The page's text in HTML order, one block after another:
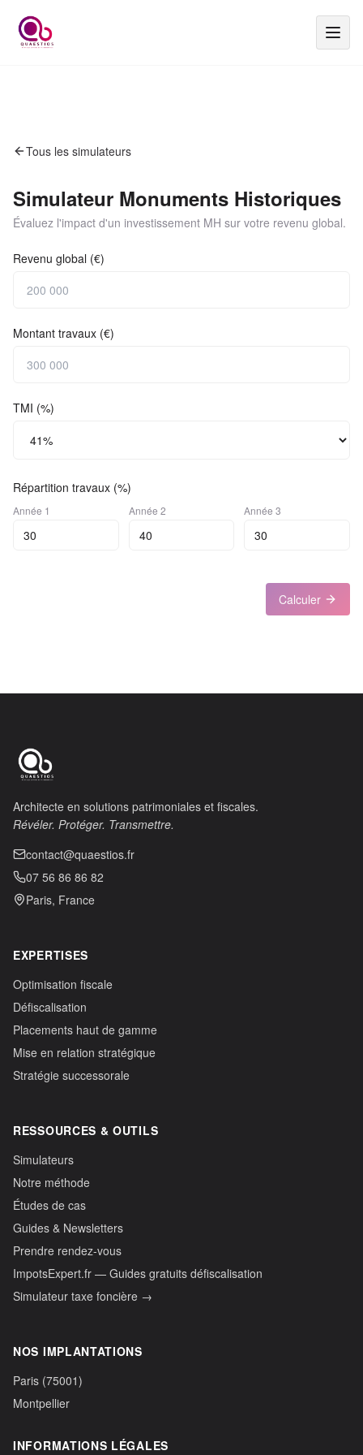
Tous les simulateurs
Simulateur Monuments Historiques
Évaluez l'impact d'un investissement MH sur votre revenu global.
Revenu global (€)
Montant travaux (€)
TMI (%)
Répartition travaux (%)
Année 1 Année 2 Année3
Calculer
Architecte en solutions patrimoniales et fiscales.
Révéler. Protéger. Transmettre.
contact@quaestios.fr
07 56 86 86 82
Paris, France
EXPERTISES
Optimisation fiscale
Défiscalisation
Placements haut de gamme
Mise en relation stratégique
Stratégie successorale
RESSOURCES & OUTILS
Simulateurs
Notre méthode
Études de cas
Guides & Newsletters
Prendre rendez-vous
ImpotsExpert.fr — Guides gratuits défiscalisation
Simulateur taxe foncière →
NOS IMPLANTATIONS
Paris (75001)
Montpellier
INFORMATIONS LÉGALES